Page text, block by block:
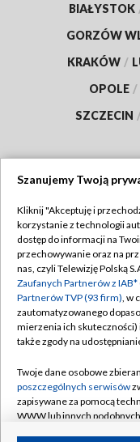
BIAŁYSTOK
GORZÓW
KRAKÓW /
OPOLE /
SZCZECIN
Abonament TVP
Emisja w TVP
Centrum informacji
Naziemna
Rada Programowa
System NOS
Informacje o
Szanujemy Twoją
Kliknij "Akceptuję i
korzystanie z technologii
dostęp do informacji na
przechowywanie oraz na
nas, czyli Telewizję Polską
Zaufanych Partnerów z
Partnerów TVP (93 firm), w
zautomatyzowanego
mierzenia ich skuteczności)
także zgody na
Twoje dane osobowe
poszczególnych serwisów
zapisywane za pomocą
WWW lub innych